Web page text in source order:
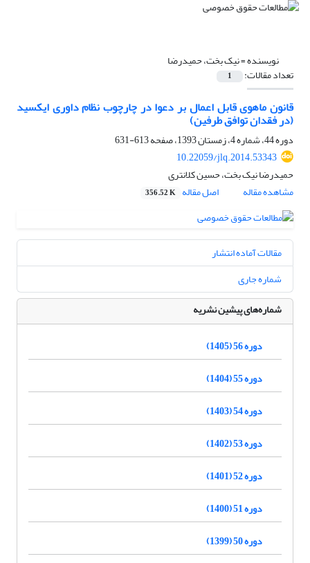
نویسنده =نیک بخت، حمیدرضا
تعداد مقالات: 1
قانون ماهوی قابل ‌اعمال بر دعوا در چارچوب نظام داوری ایکسید
(در فقدان توافق طرفین)
دوره 44، شماره 4، زمستان 1393، صفحه
613-631
10.22059/jlq.2014.53343
حمیدرضا نیک بخت، حسین کلانتری
مشاهده مقاله
اصل مقاله 356.52 K
مقالات آماده انتشار
شماره جاری
شماره‌های پیشین نشریه
دوره 56 (1405)
دوره 55 (1404)
دوره 54 (1403)
دوره 53 (1402)
دوره 52 (1401)
دوره 51 (1400)
دوره 50 (1399)